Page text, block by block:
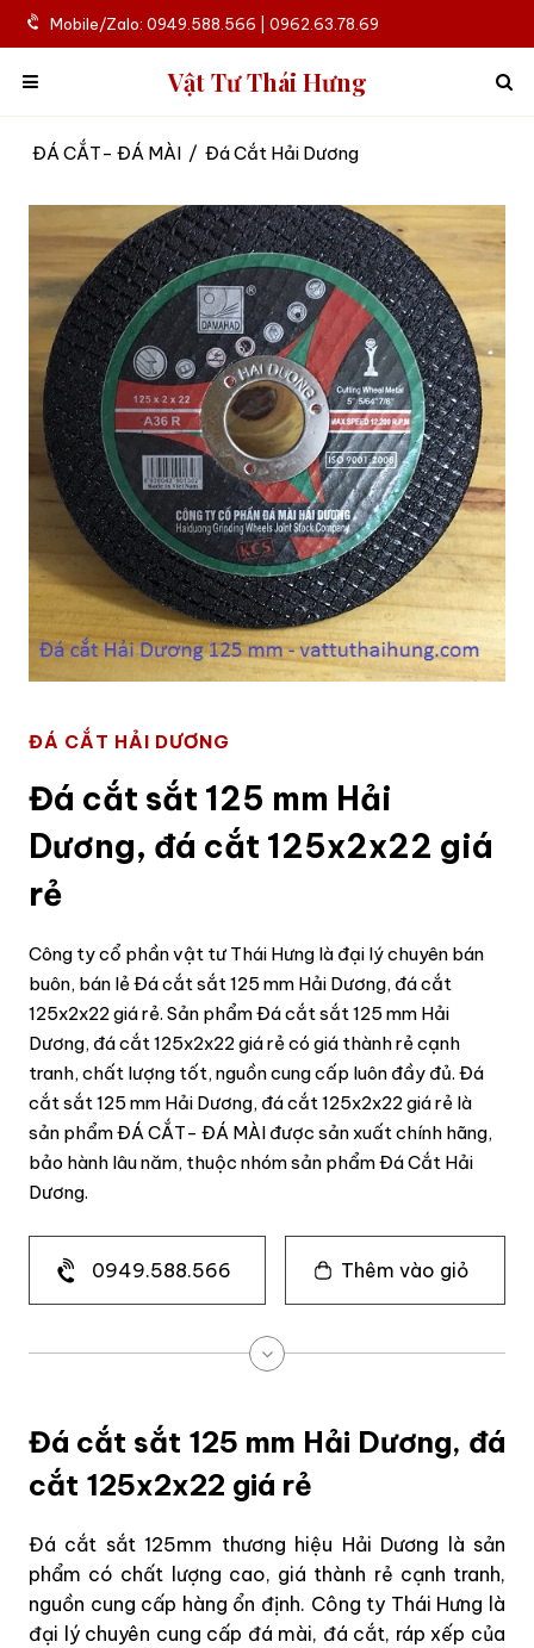
Mobile/Zalo: 0949.588.566 | 0962.63.78.69
Vật Tư Thái Hưng
ĐÁ CẮT- ĐÁ MÀI / Đá Cắt Hải Dương
ĐÁ CẮT HẢI DƯƠNG
Đá cắt sắt 125 mm Hải
Dương, đá cắt 125x2x22 giá
rẻ
Công ty cổ phần vật tư Thái Hưng là đại lý chuyên bán
buôn, bán lẻ Đá cắt sắt 125 mm Hải Dương, đá cắt
125x2x22 giá rẻ. Sản phẩm Đá cắt sắt 125 mm Hải
Dương, đá cắt 125x2x22 giá rẻ có giá thành rẻ cạnh
tranh, chất lượng tốt, nguồn cung cấp luôn đầy đủ. Đá
cắt sắt 125 mm Hải Dương, đá cắt 125x2x22 giá rẻ là
sản phẩm ĐÁ CẮT- ĐÁ MÀI được sản xuất chính hãng,
bảo hành lâu năm, thuộc nhóm sản phẩm Đá Cắt Hải
Dương.
0949.588.566 Thêm vào giỏ
Đá cắt sắt 125 mm Hải Dương, đá
cắt 125x2x22 giá rẻ
Đá cắt sắt 125mm thương hiệu Hải Dương là sản
phẩm có chất lượng cao, giá thành rẻ cạnh tranh,
nguồn cung cấp hàng ổn định. Công ty Thái Hưng là
đại lý chuyên cung cấp đá mài, đá cắt, ráp xếp của